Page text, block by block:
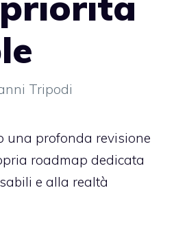
Tripodi
una profonda revisione
roadmap dedicata
e alla realtà